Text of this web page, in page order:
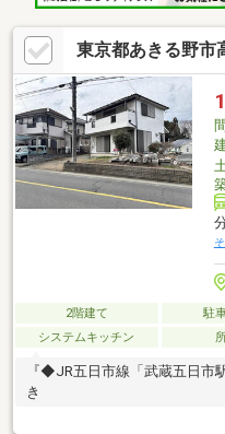
東京都あきる野市
2階建て 駐
システムキッチン
『◆JR五日市線「武蔵五日
き